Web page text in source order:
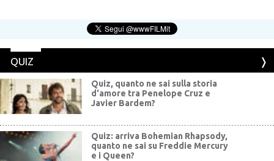
QUIZ
Quiz, quanto ne sai sulla storia
d'amore tra Penelope Cruz e
Javier Bardem?
Quiz: arriva Bohemian Rhapsody,
quanto ne sai su Freddie Mercury
e i Queen?